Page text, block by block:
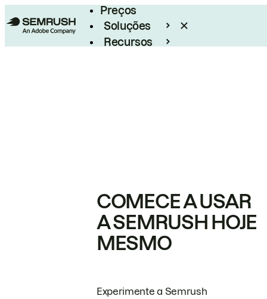
Preços
Soluções
Recursos
COMECE A USAR
A SEMRUSH HOJE
MESMO
Experimente a Semrush